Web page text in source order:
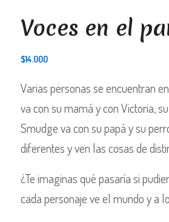
Voces en el
$14.000
Varias personas se encuentran
va con su mamá y con Victoria,
Smudge va con su papá y su
diferentes y ven las cosas de
¿Te imaginas qué pasaría si
cada personaje ve el mundo y a